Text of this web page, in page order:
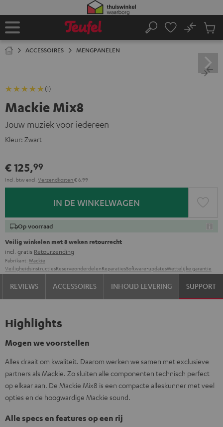
Home
Zoeken
No
ACCESSOIRES MENGPANELEN
(1)
Mackie Mix8
Jouw muziek voor iedereen
Kleur: Zwart
€ 125,99
Incl. btwexcl. Verzendkosten € 6,99
IN DE WINKELWAGEN
Op voorraad
Veilig winkelen met 8 weken retourrecht
incl. gratis Retourzending
Fabrikant: Mackie
VeiligheidsinstructiesReserveonderdelenReparatiesSoftware-updatesWettelijke garantie
REVIEWS ACCESSOIRES INHOUD LEVERING SUPPORT
Highlights
Mogen we voorstellen
Alles draait om kwaliteit. Daarom werken we samen met exclusieve
partners als Mackie. Zo sluiten alle componenten technisch perfect
op elkaar aan. De Mackie Mix8 is een compacte alleskunner met veel
opties en de hoogwardige Mackie sound.
Alle specs en features op een rij